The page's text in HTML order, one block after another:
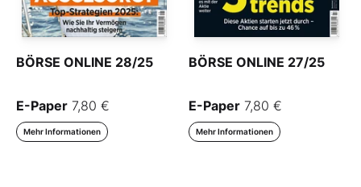
BÖRSE ONLINE 28/25
E-Paper 7,80 €
Mehr Informationen
BÖRSE ONLINE 27/25
E-Paper 7,80 €
Mehr Informationen